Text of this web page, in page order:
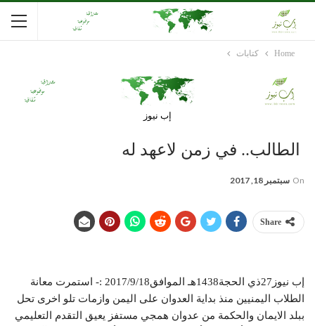
Home كتابات
إب نيوز
الطالب.. في زمن لاعهد له
On سبتمبر 18, 2017
Share
إب نيوز27ذي الحجة1438هـ الموافق2017/9/18 :- استمرت معانة
الطلاب اليمنيين منذ بداية العدوان على اليمن وازمات تلو اخرى تحل
ببلد الايمان والحكمة من عدوان همجي مستفز يعيق التقدم التعليمي